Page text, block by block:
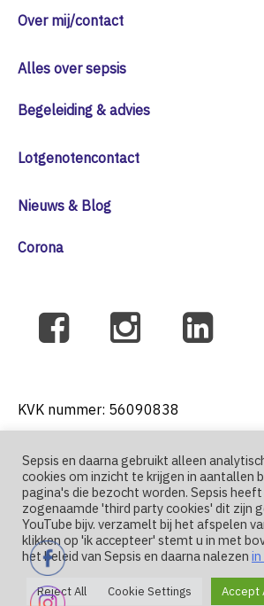
Over mij/contact
Alles over sepsis
Begeleiding & advies
Lotgenotencontact
Nieuws & Blog
Corona
KVK nummer: 56090838
T: +31 6 41271004
E: nutma@sepsis-en-daarna.nl
Sepsis en daarna gebruikt alleen
cookies om inzicht te krijgen in aantallen
pagina's die bezocht worden. Sepsis
zogenaamde 'third party cookies' dit zijn
YouTube bijv. verzamelt bij het afspelen
klikken op 'ik accepteer' stemt u in met
het beleid van Sepsis en daarna nalezen
Reject All Cookie Settings Accept